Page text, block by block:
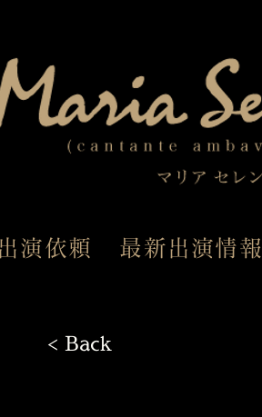
出演依頼 最新出演情報
< Back